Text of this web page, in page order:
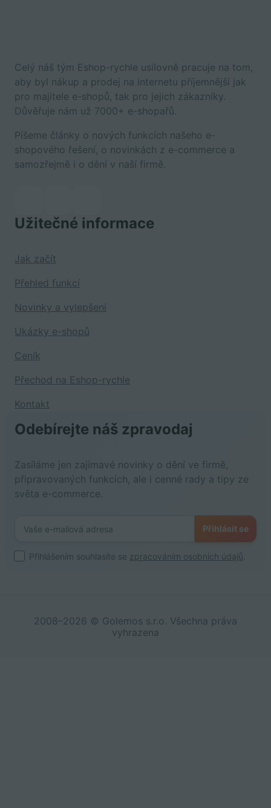
Celý náš tým Eshop-rychle usilovně pracuje na tom,
aby byl nákup a prodej na internetu příjemnější jak
pro majitele e-shopů, tak pro jejich zákazníky.
Důvěřuje nám už 7000+ e-shopařů.
Píšeme články o nových funkcích našeho e-
shopového řešení, o novinkách z e-commerce a
samozřejmě i o dění v naší firmě.
Užitečné informace
Jak začít
Přehled funkcí
Novinky a vylepšení
Ukázky e-shopů
Ceník
Přechod na Eshop-rychle
Kontakt
Odebírejte náš zpravodaj
Zasíláme jen zajímavé novinky o dění ve firmě,
připravovaných funkcích, ale i cenné rady a tipy ze
světa e-commerce.
Přihlásit se
Přihlášením souhlasíte se zpracováním osobních údajů
2008–2026 © Golemos s.r.o. Všechna práva
vyhrazena